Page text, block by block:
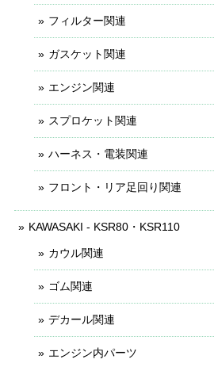
フィルター関連
ガスケット関連
エンジン関連
スプロケット関連
ハーネス・電装関連
フロント・リア足回り関連
KAWASAKI - KSR80・KSR110
カウル関連
ゴム関連
デカール関連
エンジン内パーツ